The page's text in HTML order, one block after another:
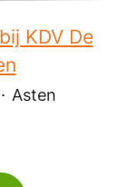
KDV De
· Asten